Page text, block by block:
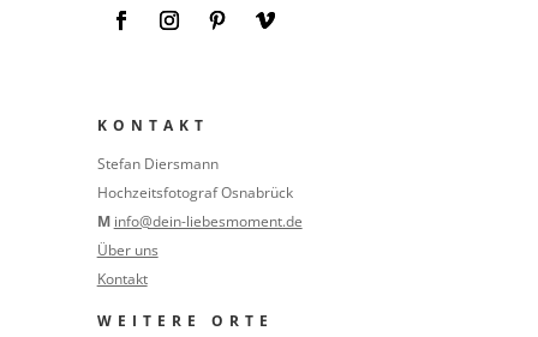
KONTAKT
Stefan Diersmann
Hochzeitsfotograf Osnabrück
M info@dein-liebesmoment.de
Über uns
Kontakt
WEITERE ORTE